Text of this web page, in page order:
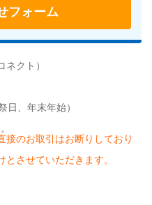
フォーム
クト）
、年末年始）
のお取引はお断りしており
させていただきます。